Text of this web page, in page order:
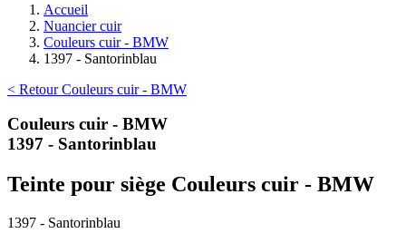
Accueil
Nuancier cuir
Couleurs cuir - BMW
1397 - Santorinblau
< Retour Couleurs cuir - BMW
Couleurs cuir - BMW
1397 - Santorinblau
Teinte pour siège Couleurs cuir - BMW
1397 - Santorinblau